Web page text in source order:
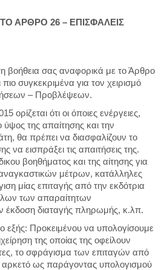
ΑΡΘΡΟ 26 – ΕΠΙΣΦΑΛΕΙΣ
σας αναφορικά με το Άρθρο
συγκεκριμένα για τον χειρισμό
– Προβλέψεων.
ότι οι όποιες ενέργειες,
της απαίτησης και την
θα πρέπει να διασφαλίζουν το
να εισπράξει τις απαιτήσεις της.
βοηθήματος και της αίτησης για
μέτρων, κατάλληλες
μίας επιταγής από την εκδότρια
των απαραίτητων
έκδοση διαταγής πληρωμής, κ.λπ.
εξής: Προκειμένου να υπολογίσουμε
της οποίας της οφείλουν
το σφράγισμα των επιταγών από
αρκετό ως παράγοντας υπολογισμού